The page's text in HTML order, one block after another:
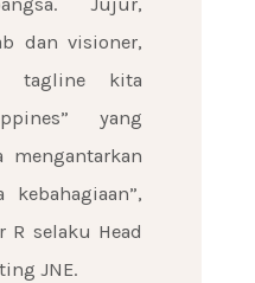
Jujur,
dan visioner,
tagline kita
yang
mengantarkan
selaku Head
JNE.